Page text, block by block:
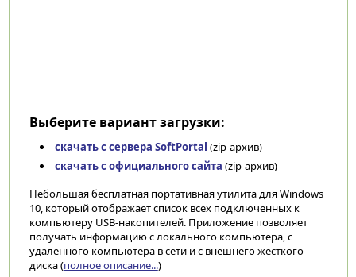
Выберите вариант загрузки:
скачать с сервера SoftPortal (zip-архив)
скачать с официального сайта (zip-архив)
Небольшая бесплатная портативная утилита для Windows
10, который отображает список всех подключенных к
компьютеру USB-накопителей. Приложение позволяет
получать информацию с локального компьютера, с
удаленного компьютера в сети и с внешнего жесткого
диска (полное описание...)